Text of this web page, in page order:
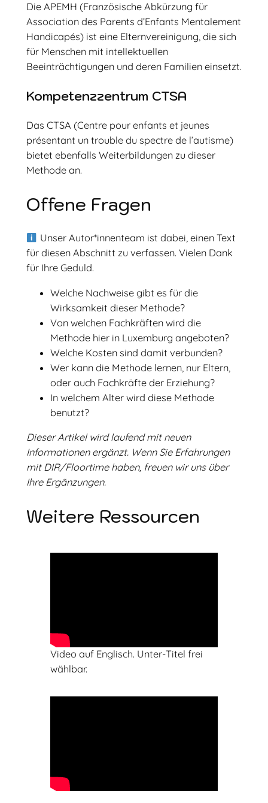
Die APEMH (Französische Abkürzung für
Association des Parents d’Enfants Mentalement
Handicapés) ist eine Elternvereinigung, die sich
für Menschen mit intellektuellen
Beeinträchtigungen und deren Familien einsetzt.
Kompetenzzentrum CTSA
Das CTSA (Centre pour enfants et jeunes
présentant un trouble du spectre de l’autisme)
bietet ebenfalls Weiterbildungen zu dieser
Methode an.
Offene Fragen
Unser Autor*innenteam ist dabei, einen Text
für diesen Abschnitt zu verfassen. Vielen Dank
für Ihre Geduld.
Welche Nachweise gibt es für die
Wirksamkeit dieser Methode?
Von welchen Fachkräften wird die
Methode hier in Luxemburg angeboten?
Welche Kosten sind damit verbunden?
Wer kann die Methode lernen, nur Eltern,
oder auch Fachkräfte der Erziehung?
In welchem Alter wird diese Methode
benutzt?
Dieser Artikel wird laufend mit neuen
Informationen ergänzt. Wenn Sie Erfahrungen
mit DIR/Floortime haben, freuen wir uns über
Ihre Ergänzungen.
Weitere Ressourcen
Video auf Englisch. Unter-Titel frei
wählbar.